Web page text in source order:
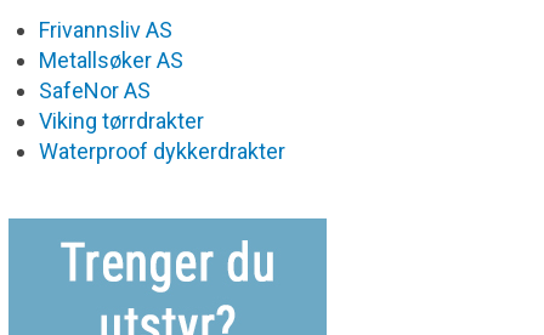
Frivannsliv AS
Metallsøker AS
SafeNor AS
Viking tørrdrakter
Waterproof dykkerdrakter